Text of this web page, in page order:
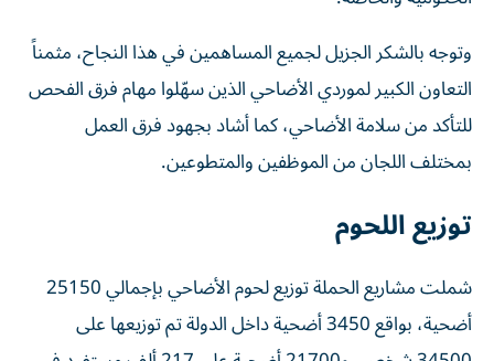
وتوجه بالشكر الجزيل لجميع المساهمين في هذا النجاح، مثمناً
التعاون الكبير لموردي الأضاحي الذين سهّلوا مهام فرق الفحص
للتأكد من سلامة الأضاحي، كما أشاد بجهود فرق العمل
بمختلف اللجان من الموظفين والمتطوعين.
توزيع اللحوم
شملت مشاريع الحملة توزيع لحوم الأضاحي بإجمالي 25150
أضحية، بواقع 3450 أضحية داخل الدولة تم توزيعها على